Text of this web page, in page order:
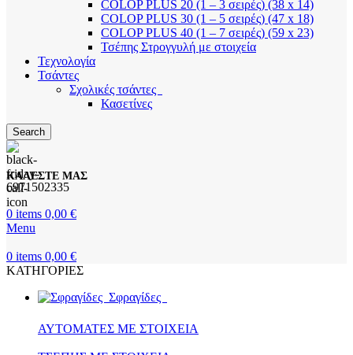
COLOP PLUS 20 (1 – 3 σειρές) (38 x 14)
COLOP PLUS 30 (1 – 5 σειρές) (47 x 18)
COLOP PLUS 40 (1 – 7 σειρές) (59 x 23)
Τσέπης Στρογγυλή με στοιχεία
Τεχνολογία
Τσάντες
Σχολικές τσάντες
Κασετίνες
Search
ΚΑΛΕΣΤΕ ΜΑΣ
6971502335
0 items 0,00 €
Menu
0 items 0,00 €
ΚΑΤΗΓΟΡΙΕΣ
Σφραγίδες
ΑΥΤΟΜΑΤΕΣ ΜΕ ΣΤΟΙΧΕΙΑ